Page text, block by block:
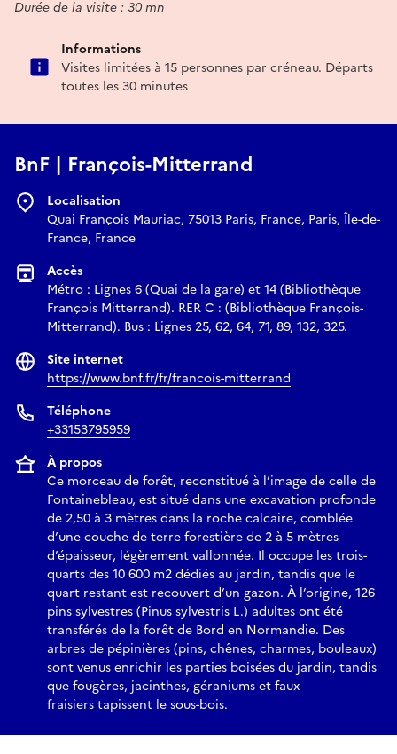
Durée de la visite : 30 mn
Informations
Visites limitées à 15 personnes par créneau. Départs
toutes les 30 minutes
BnF | François-Mitterrand
Localisation
Quai François Mauriac, 75013 Paris, France, Paris, Île-de-
France, France
Accès
Métro : Lignes 6 (Quai de la gare) et 14 (Bibliothèque
François Mitterrand). RER C : (Bibliothèque François-
Mitterrand). Bus : Lignes 25, 62, 64, 71, 89, 132, 325.
Site internet
https://www.bnf.fr/fr/francois-mitterrand
Téléphone
+33153795959
À propos
Ce morceau de forêt, reconstitué à l’image de celle de
Fontainebleau, est situé dans une excavation profonde
de 2,50 à 3 mètres dans la roche calcaire, comblée
d’une couche de terre forestière de 2 à 5 mètres
d’épaisseur, légèrement vallonnée. Il occupe les trois-
quarts des 10 600 m2 dédiés au jardin, tandis que le
quart restant est recouvert d’un gazon. À l’origine, 126
pins sylvestres (Pinus sylvestris L.) adultes ont été
transférés de la forêt de Bord en Normandie. Des
arbres de pépinières (pins, chênes, charmes, bouleaux)
sont venus enrichir les parties boisées du jardin, tandis
que fougères, jacinthes, géraniums et faux
fraisiers tapissent le sous-bois.